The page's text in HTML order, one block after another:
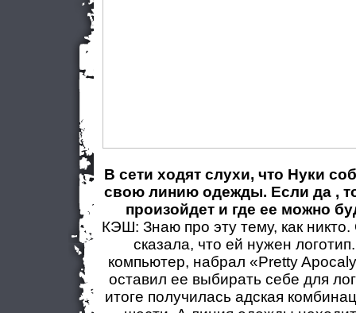
В сети ходят слухи, что Нуки
свою линию одежды. Если да ,
произойдет и где ее можно
КЭШ: Знаю про эту тему, как
сказала, что ей нужен
компьютер, набрал «Pretty
оставил ее выбирать себе для
итоге получилась адская